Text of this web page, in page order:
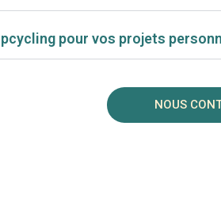
pour vos projets
NOUS